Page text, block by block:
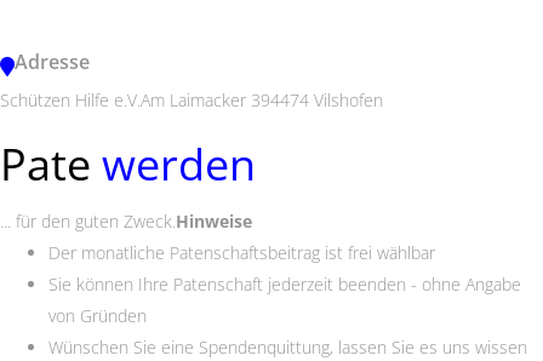
Adresse
Schützen Hilfe e.V.Am Laimacker 394474 Vilshofen
Pate werden
... für den guten Zweck.Hinweise
Der monatliche Patenschaftsbeitrag ist frei wählbar
Sie können Ihre Patenschaft jederzeit beenden - ohne Angabe
von Gründen
Wünschen Sie eine Spendenquittung, lassen Sie es uns wissen